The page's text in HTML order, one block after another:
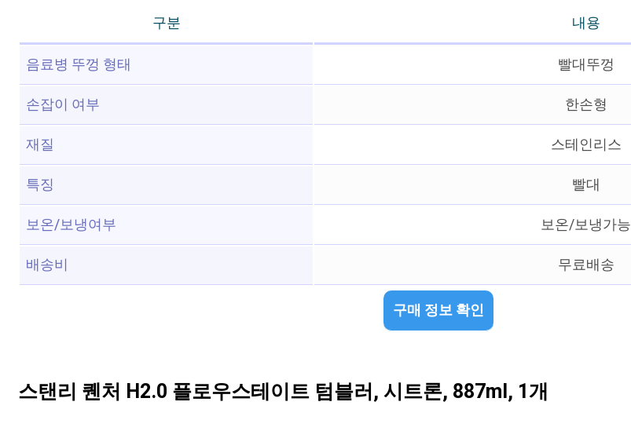
구분
내용
음료병 뚜껑 형태
빨대뚜껑
손잡이 여부
한손형
재질
스테인리스
특징
빨대
보온/보냉여부
보온/보냉가능
배송비
무료배송
구매 정보 확인
스탠리 퀜처 H2.0 플로우스테이트 텀블러, 시트론, 887ml, 1개